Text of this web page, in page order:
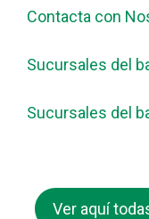
Contacta con
Sucursales del
Sucursales del
Ver aquí